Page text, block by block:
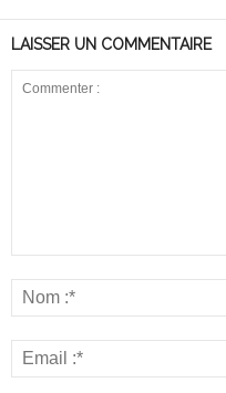
LAISSER UN COMMENTAIRE